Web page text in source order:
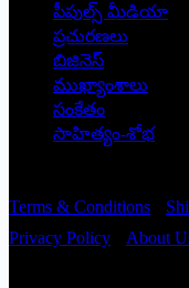
పీపుల్స్ ‌మీడియా
ప్రచురణలు
బిజినెస్
ముఖ్యాంశాలు
సంకేతం
సాహిత్యం-శోభ
Terms & Conditions
Privacy Policy
About